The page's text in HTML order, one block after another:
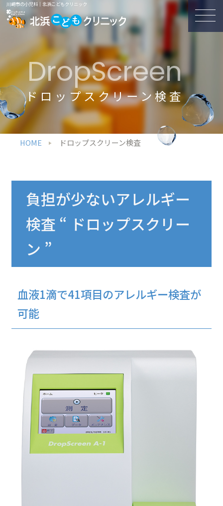
川崎市の小児科｜北浜こどもクリニック
ドロップスクリーン検査
DropScreen
HOME ドロップスクリーン検査
負担が少ないアレルギー
検査 “ ドロップスクリー
ン ”
血液1滴で41項目のアレルギー検査が
可能